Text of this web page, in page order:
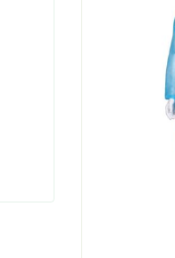
Kilekäised
Logi sisse,